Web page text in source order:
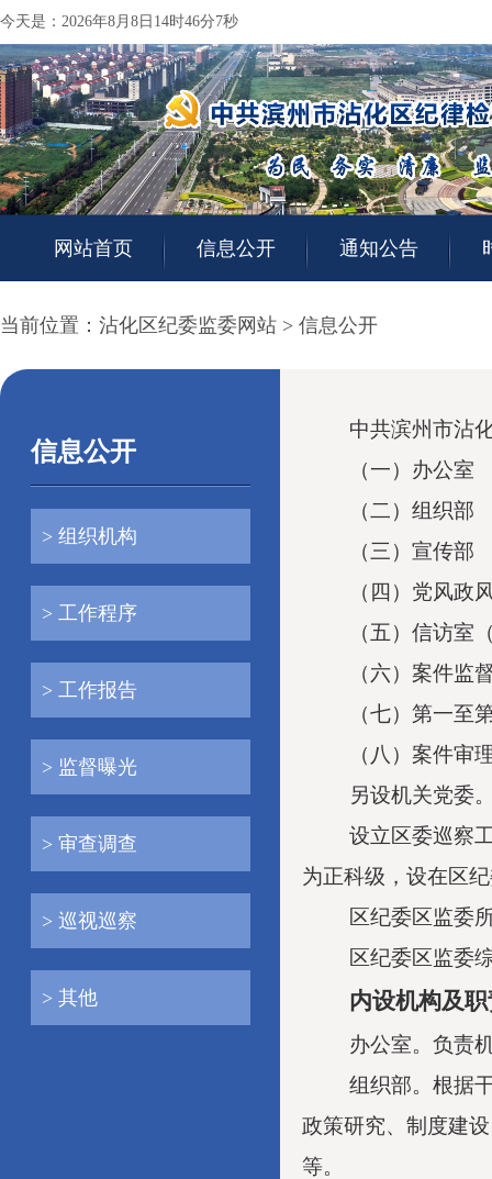
今天是：2026年8月8日14时46分7秒
网站首页 信息公开 通知公告
当前位置： 沾化区纪委监委网站 > 信息公开
信息公开
> 组织机构
> 工作程序
> 工作报告
> 监督曝光
> 审查调查
> 巡视巡察
> 其他
中共滨州市沾
（一）办公室
（二）组织部
（三）宣传部
（四）党风政
（五）信访室
（六）案件监
（七）第一至
（八）案件审
另设机关党委
设立区委巡察
为正科级，设在区
区纪委区监委
区纪委区监委
内设机构及
办公室。负责
组织部。根据
政策研究、制度建
等。